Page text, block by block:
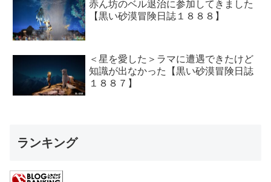
赤ん坊のベル退治に参加してきました
【黒い砂漠冒険日誌１８８８】
＜星を愛した＞ラマに遭遇できたけど
知識が出なかった【黒い砂漠冒険日誌
１８８７】
ランキング